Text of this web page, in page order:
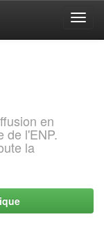
en
de l'ENP.
la